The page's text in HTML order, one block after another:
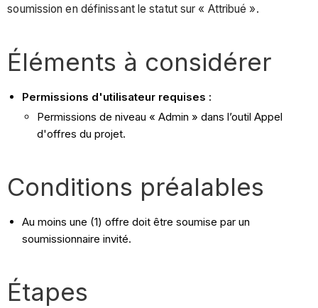
soumission en définissant le statut sur « Attribué ».
Éléments à considérer
Permissions d'utilisateur requises :
Permissions de niveau « Admin » dans l’outil Appel
d'offres du projet.
Conditions préalables
Au moins une (1) offre doit être soumise par un
soumissionnaire invité.
Étapes